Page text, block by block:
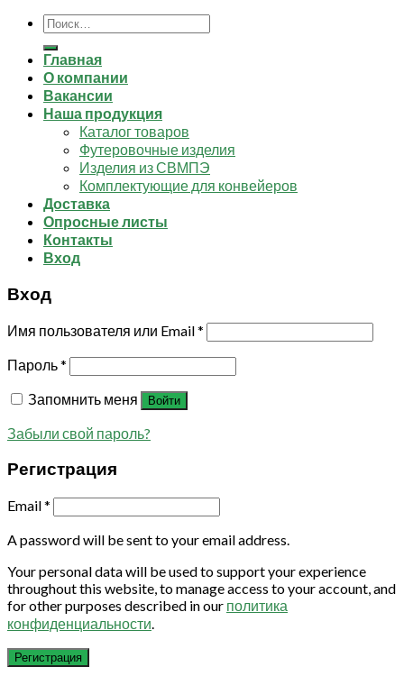
Искать:
Главная
О компании
Вакансии
Наша продукция
Каталог товаров
Футеровочные изделия
Изделия из СВМПЭ
Комплектующие для конвейеров
Доставка
Опросные листы
Контакты
Вход
Вход
Имя пользователя или Email*
Пароль*
Запомнить меня
Войти
Забыли свой пароль?
Регистрация
Email*
A password will be sent to your email address.
Your personal data will be used to support your experience
throughout this website, to manage access to your account, and
for other purposes described in our политика
конфиденциальности.
Регистрация